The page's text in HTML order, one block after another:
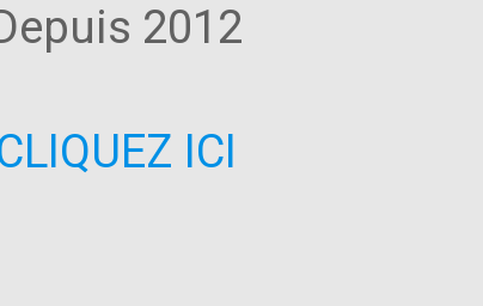
2012
ICI